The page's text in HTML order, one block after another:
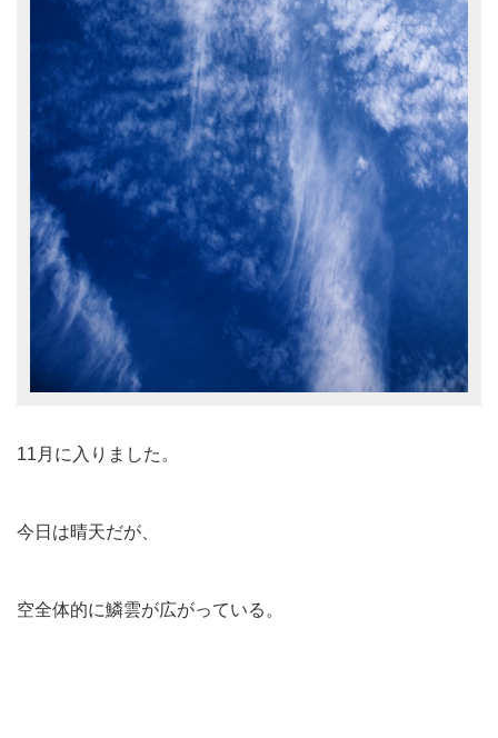
11月に入りました。
今日は晴天だが、
空全体的に鱗雲が広がっている。